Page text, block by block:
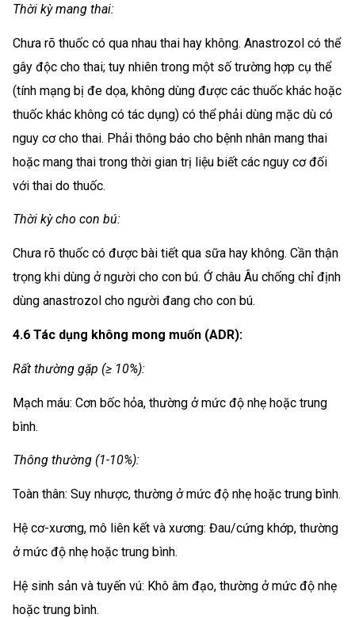
Thời kỳ mang thai:
Chưa rõ thuốc có qua nhau thai hay không. Anastrozol có thể
gây độc cho thai; tuy nhiên trong một số trường hợp cụ thể
(tính mạng bị đe dọa, không dùng được các thuốc khác hoặc
thuốc khác không có tác dụng) có thể phải dùng mặc dù có
nguy cơ cho thai. Phải thông báo cho bệnh nhân mang thai
hoặc mang thai trong thời gian trị liệu biết các nguy cơ đối
với thai do thuốc.
Thời kỳ cho con bú:
Chưa rõ thuốc có được bài tiết qua sữa hay không. Cần thận
trọng khi dùng ở người cho con bú. Ớ châu Âu chống chỉ định
dùng anastrozol cho người đang cho con bú.
4.6 Tác dụng không mong muốn (ADR):
Rất thường gặp (≥ 10%):
Mạch máu: Cơn bốc hỏa, thường ở mức độ nhẹ hoặc trung
bình.
Thông thường (1-10%):
Toàn thân: Suy nhược, thường ở mức độ nhẹ hoặc trung bình.
Hệ cơ-xương, mô liên kết và xương: Đau/cứng khớp, thường
ở mức độ nhẹ hoặc trung bình.
Hệ sinh sản và tuyến vú: Khô âm đạo, thường ở mức độ nhẹ
hoặc trung bình.